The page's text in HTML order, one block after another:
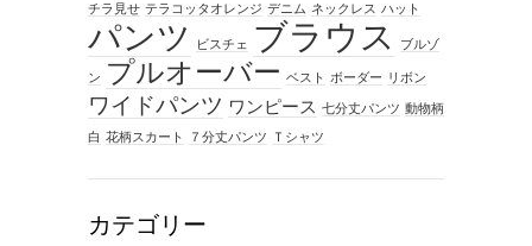
チラ見せ テラコッタオレンジ デニム ネックレス ハット
パンツ ビスチェ ブラウス ブルゾ
ン プルオーバー ベスト ボーダー リボン
ワイドパンツ ワンピース 七分丈パンツ 動物柄
白 花柄スカート ７分丈パンツ Ｔシャツ
カテゴリー